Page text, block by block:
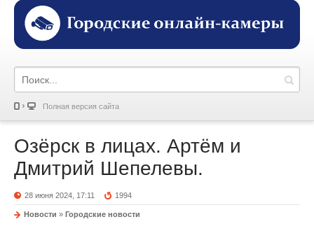
Полная версия сайта
Озёрск в лицах. Артём и
Дмитрий Шепелевы.
28 июня 2024, 17:11 1994
Новости » Городские новости